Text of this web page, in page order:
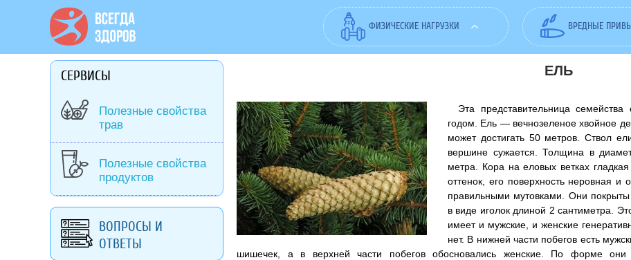
ФИЗИЧЕСКИЕ НАГРУЗКИ ВРЕДНЫЕ
ЕЛЬ
Эта представительница
годом. Ель — вечнозеленое хвойное
может достигать 50 метров. Ствол
вершине сужается. Толщина в
метра. Кора на еловых ветках
оттенок, его поверхность неровная
правильными мутовками. Они
в виде иголок длиной 2 сантиметра.
имеет и мужские, и женские
нет. В нижней части побегов есть
шишечек, а в верхней части побегов обосновались женские. По форме они
СЕРВИСЫ
Полезные свойства
трав
Полезные свойства
продуктов
ВОПРОСЫ И
ОТВЕТЫ